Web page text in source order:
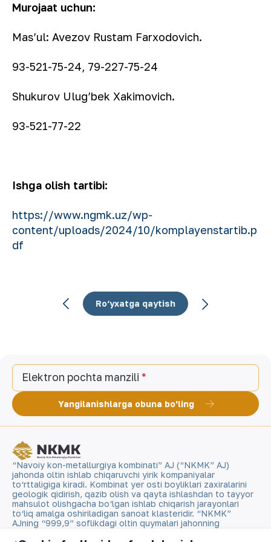
Murojaat uchun:
Mas’ul: Avezov Rustam Farxodovich.
93-521-75-24, 79-227-75-24
Shukurov Ulug’bek Xakimovich.
93-521-77-22
Ishga olish tartibi:
https://www.ngmk.uz/wp-
content/uploads/2024/10/komplayenstartib.p
df
Ro‘yxatga qaytish
Elektron pochta manzili
Yangilanishlarga obuna bo'ling
“Navoiy kon-metallurgiya kombinati” AJ (“NKMK” AJ)
jahonda oltin ishlab chiqaruvchi yirik kompaniyalar
to‘rttaligiga kiradi. Kombinat yer osti boyliklari zaxiralarini
geologik qidirish, qazib olish va qayta ishlashdan to tayyor
mahsulot olishgacha bo‘lgan ishlab chiqarish jarayonlari
to‘liq amalga oshiriladigan sanoat klasteridir. “NKMK”
AJning “999,9” soflikdagi oltin quymalari jahonning